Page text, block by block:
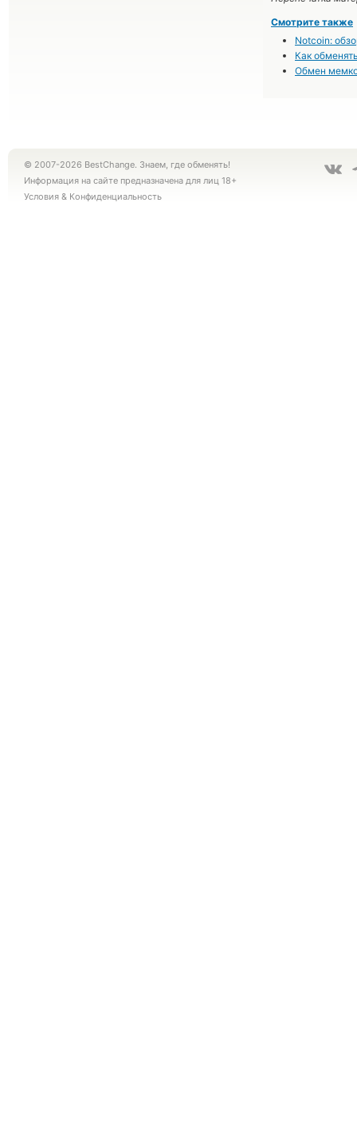
Смотрите также
Notcoin:
Как
Обмен
© 2007-2026 BestChange. Знаем, где обменять!
Информация на сайте предназначена для лиц 18+
Условия & Конфиденциальность